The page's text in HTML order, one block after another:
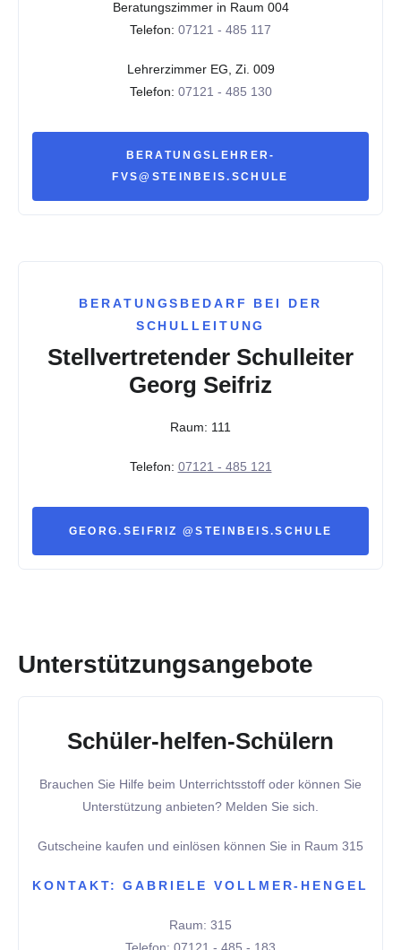
Beratungszimmer in Raum 004
Telefon: 07121 - 485 117
Lehrerzimmer EG, Zi. 009
Telefon: 07121 - 485 130
BERATUNGSLEHRER-
FVS@STEINBEIS.SCHULE
BERATUNGSBEDARF BEI DER
SCHULLEITUNG
Stellvertretender Schulleiter
Georg Seifriz
Raum: 111
Telefon: 07121 - 485 121
GEORG.SEIFRIZ @STEINBEIS.SCHULE
Unterstützungsangebote
Schüler-helfen-Schülern
Brauchen Sie Hilfe beim Unterrichtsstoff oder können Sie
Unterstützung anbieten? Melden Sie sich.
Gutscheine kaufen und einlösen können Sie in Raum 315
KONTAKT: GABRIELE VOLLMER-HENGEL
Raum: 315